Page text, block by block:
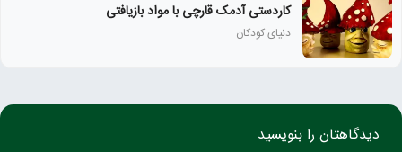
کاردستی آدمک قارچی با مواد بازیافتی
دنیای کودکان
دیدگاهتان را بنویسید